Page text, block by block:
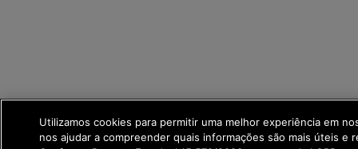
Utilizamos cookies para permitir uma melhor experiência em
nos ajudar a compreender quais informações são mais úteis e